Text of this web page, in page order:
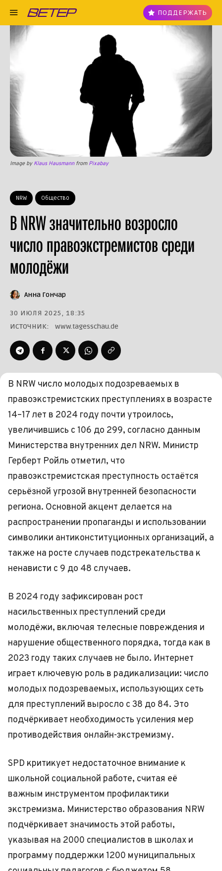
ПОДДЕРЖАТЬ
NRW Общество
В NRW значительно возросло
число правоэкстремистов среди
молодёжи
Image by Klaus Hausmannfrom Pixabay
Анна Гончар
30 ИЮЛЯ 2025, 18:35
ИСТОЧНИК:
www.tagesschau.de
В NRW число молодых подозреваемых в
правоэкстремистских преступлениях в возрасте
14–17 лет в 2024 году почти утроилось,
увеличившись с 106 до 299, согласно данным
Министерства внутренних дел NRW. Министр
Герберт Ройль отметил, что
правоэкстремистская преступность остаётся
серьёзной угрозой внутренней безопасности
региона. Основной акцент делается на
распространении пропаганды и использовании
символики антиконституционных организаций, а
также на росте случаев подстрекательства к
ненависти с 9 до 48 случаев.
В 2024 году зафиксирован рост
насильственных преступлений среди
молодёжи, включая телесные повреждения и
нарушение общественного порядка, тогда как в
2023 году таких случаев не было. Интернет
играет ключевую роль в радикализации: число
молодых подозреваемых, использующих сеть
для преступлений выросло с 38 до 84. Это
подчёркивает необходимость усиления мер
противодействия онлайн-экстремизму.
SPD критикует недостаточное внимание к
школьной социальной работе, считая её
важным инструментом профилактики
экстремизма. Министерство образования NRW
подчёркивает значимость этой работы,
указывая на 2000 специалистов в школах и
программу поддержки 1200 муниципальных